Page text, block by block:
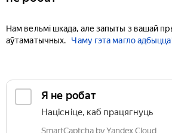
Нам вельмі шкада, але запыты з вашай
аўтаматычных.
Чаму гэта магло
Я не робат
Націсніце, каб працягнуць
SmartCaptcha by Yandex Cloud